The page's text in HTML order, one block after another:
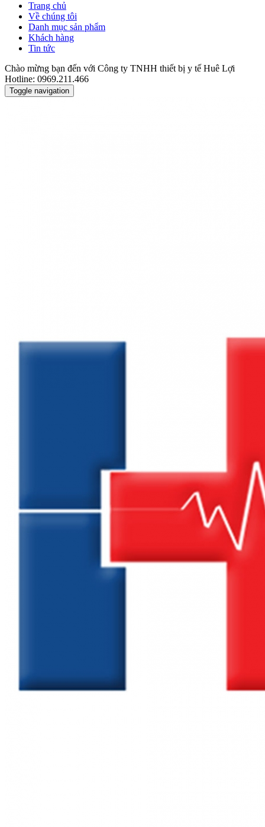
Trang chủ
Về chúng tôi
Danh mục sản phẩm
Khách hàng
Tin tức
Chào mừng bạn đến với Công ty TNHH thiết bị y tế Huê Lợi
Hotline: 0969.211.466
Toggle navigation